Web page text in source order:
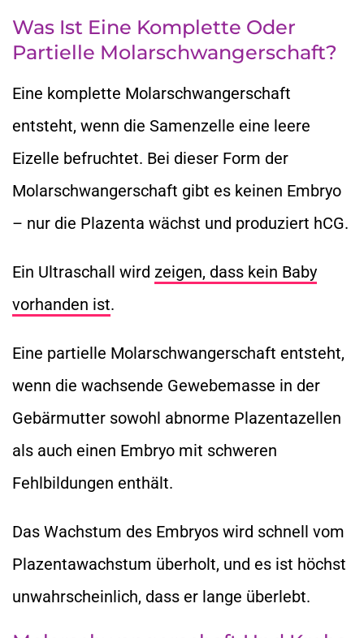
Was Ist Eine Komplette Oder
Partielle Molarschwangerschaft?
Eine komplette Molarschwangerschaft
entsteht, wenn die Samenzelle eine leere
Eizelle befruchtet. Bei dieser Form der
Molarschwangerschaft gibt es keinen Embryo
– nur die Plazenta wächst und produziert hCG.
Ein Ultraschall wird zeigen, dass kein Baby
vorhanden ist.
Eine partielle Molarschwangerschaft entsteht,
wenn die wachsende Gewebemasse in der
Gebärmutter sowohl abnorme Plazentazellen
als auch einen Embryo mit schweren
Fehlbildungen enthält.
Das Wachstum des Embryos wird schnell vom
Plazentawachstum überholt, und es ist höchst
unwahrscheinlich, dass er lange überlebt.